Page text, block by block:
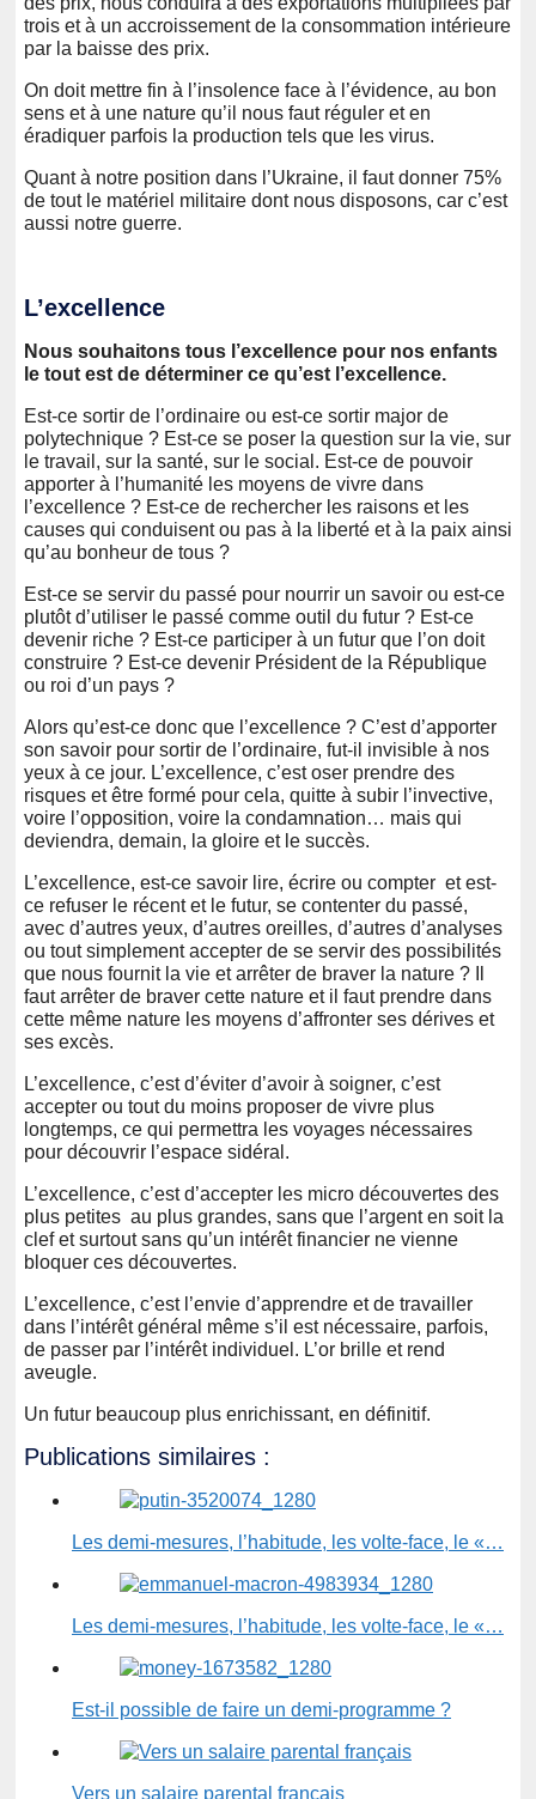
trois et à un accroissement de la consommation intérieure
par la baisse des prix.
On doit mettre fin à l’insolence face à l’évidence, au bon
sens et à une nature qu’il nous faut réguler et en
éradiquer parfois la production tels que les virus.
Quant à notre position dans l’Ukraine, il faut donner 75%
de tout le matériel militaire dont nous disposons, car c’est
aussi notre guerre.
L’excellence
Nous souhaitons tous l’excellence pour nos enfants
le tout est de déterminer ce qu’est l’excellence.
Est-ce sortir de l’ordinaire ou est-ce sortir major de
polytechnique ? Est-ce se poser la question sur la vie, sur
le travail, sur la santé, sur le social. Est-ce de pouvoir
apporter à l’humanité les moyens de vivre dans
l’excellence ? Est-ce de rechercher les raisons et les
causes qui conduisent ou pas à la liberté et à la paix ainsi
qu’au bonheur de tous ?
Est-ce se servir du passé pour nourrir un savoir ou est-ce
plutôt d’utiliser le passé comme outil du futur ? Est-ce
devenir riche ? Est-ce participer à un futur que l’on doit
construire ? Est-ce devenir Président de la République
ou roi d’un pays ?
Alors qu’est-ce donc que l’excellence ? C’est d’apporter
son savoir pour sortir de l’ordinaire, fut-il invisible à nos
yeux à ce jour. L’excellence, c’est oser prendre des
risques et être formé pour cela, quitte à subir l’invective,
voire l’opposition, voire la condamnation… mais qui
deviendra, demain, la gloire et le succès.
L’excellence, est-ce savoir lire, écrire ou compter et est-
ce refuser le récent et le futur, se contenter du passé,
avec d’autres yeux, d’autres oreilles, d’autres d’analyses
ou tout simplement accepter de se servir des possibilités
que nous fournit la vie et arrêter de braver la nature ? Il
faut arrêter de braver cette nature et il faut prendre dans
cette même nature les moyens d’affronter ses dérives et
ses excès.
L’excellence, c’est d’éviter d’avoir à soigner, c’est
accepter ou tout du moins proposer de vivre plus
longtemps, ce qui permettra les voyages nécessaires
pour découvrir l’espace sidéral.
L’excellence, c’est d’accepter les micro découvertes des
plus petites au plus grandes, sans que l’argent en soit la
clef et surtout sans qu’un intérêt financier ne vienne
bloquer ces découvertes.
L’excellence, c’est l’envie d’apprendre et de travailler
dans l’intérêt général même s’il est nécessaire, parfois,
de passer par l’intérêt individuel. L’or brille et rend
aveugle.
Un futur beaucoup plus enrichissant, en définitif.
Publications similaires :
Les demi-mesures, l’habitude, les volte-face, le «…
Les demi-mesures, l’habitude, les volte-face, le «…
Est-il possible de faire un demi-programme ?
Vers un salaire parental français